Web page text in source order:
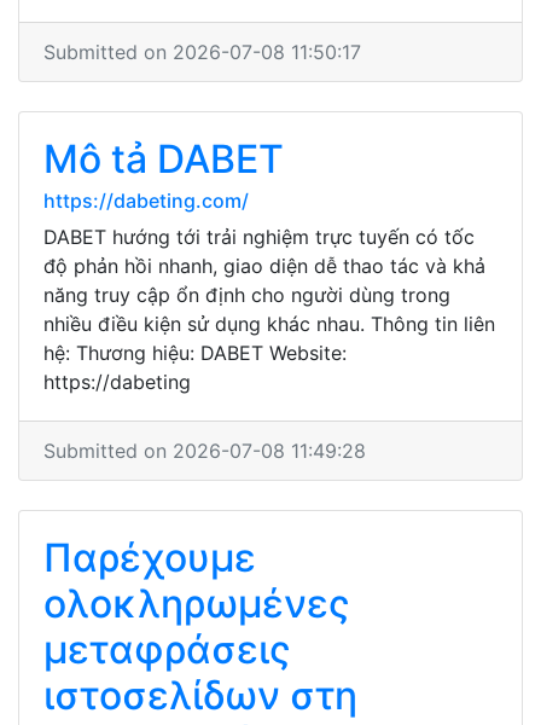
Submitted on 2026-07-08 11:50:17
Mô tả DABET
https://dabeting.com/
DABET hướng tới trải nghiệm trực tuyến có tốc
độ phản hồi nhanh, giao diện dễ thao tác và khả
năng truy cập ổn định cho người dùng trong
nhiều điều kiện sử dụng khác nhau. Thông tin liên
hệ: Thương hiệu: DABET Website:
https://dabeting
Submitted on 2026-07-08 11:49:28
Παρέχουμε
ολοκληρωμένες
μεταφράσεις
ιστοσελίδων στη